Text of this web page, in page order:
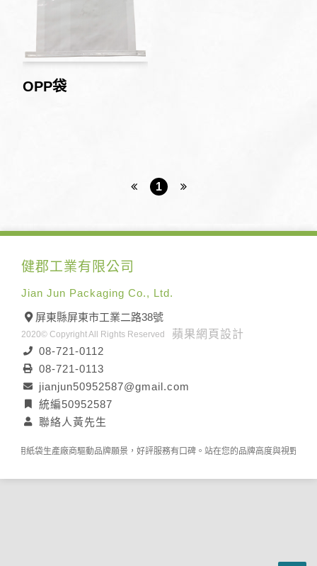
OPP袋
1
健郡工業有限公司
Jian Jun Packaging Co., Ltd.
屏東縣屏東市工業二路38號
2020© Copyright All Rights Reserved
蘋果網頁設計
08-721-0112
08-721-0113
jianjun50952587@gmail.com
統編50952587
聯絡人黃先生
業用紙袋生產廠商驅動品牌願景，好評服務有口碑。站在您的品牌高度與視野。